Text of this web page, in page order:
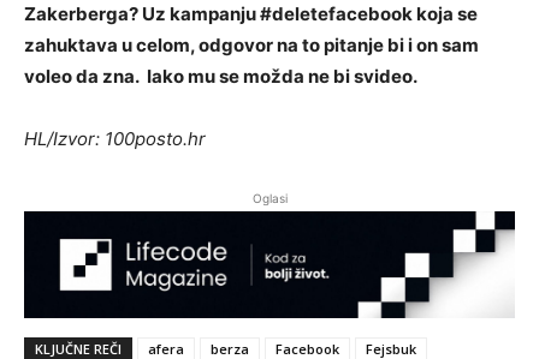
Zakerberga? Uz kampanju #deletefacebook koja se
zahuktava u celom, odgovor na to pitanje bi i on sam
voleo da zna. Iako mu se možda ne bi svideo.
HL/Izvor: 100posto.hr
Oglasi
KLJUČNE REČI afera berza Facebook
Fejsbuk